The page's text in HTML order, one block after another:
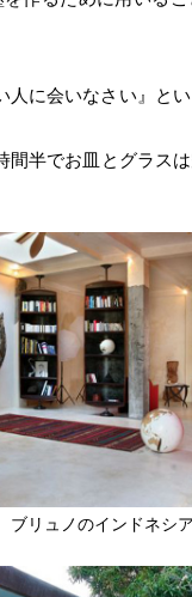
人に会いなさい』と
間半でお皿とグラ
ブリュノのインドネシ